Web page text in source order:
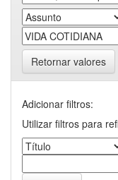
Retornar valores
Adicionar filtros:
Utilizar filtros para